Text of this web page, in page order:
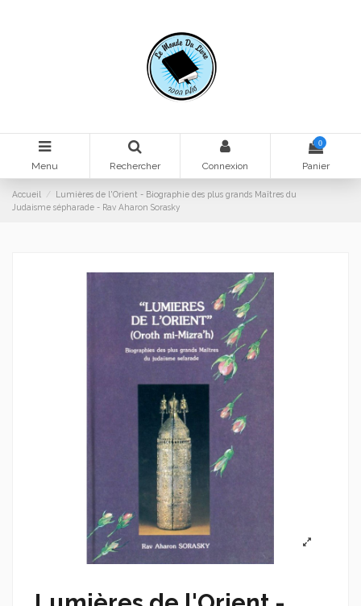
Menu Rechercher Connexion
0
Panier
Accueil
Lumières de l'Orient - Biographie des plus grands Maîtres du
Judaisme sépharade - Rav Aharon Sorasky